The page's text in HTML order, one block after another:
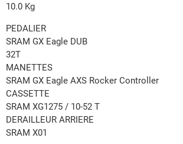
10.0 Kg
PEDALIER
SRAM GX Eagle DUB
32T
MANETTES
SRAM GX Eagle AXS Rocker Controller
CASSETTE
SRAM XG1275 / 10-52 T
DERAILLEUR ARRIERE
SRAM X01